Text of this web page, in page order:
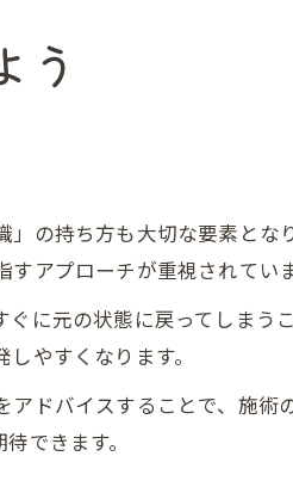
ツ
イント
法
感
方法
う
の持ち方も大切な要素とな
アプローチが重視されていま
に元の状態に戻ってしまう
やすくなります。
ドバイスすることで、施術
できます。